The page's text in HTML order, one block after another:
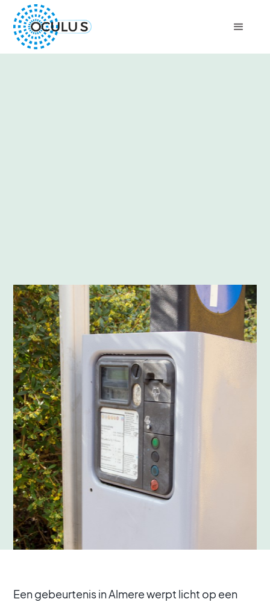
Een gebeurtenis in Almere werpt licht op een